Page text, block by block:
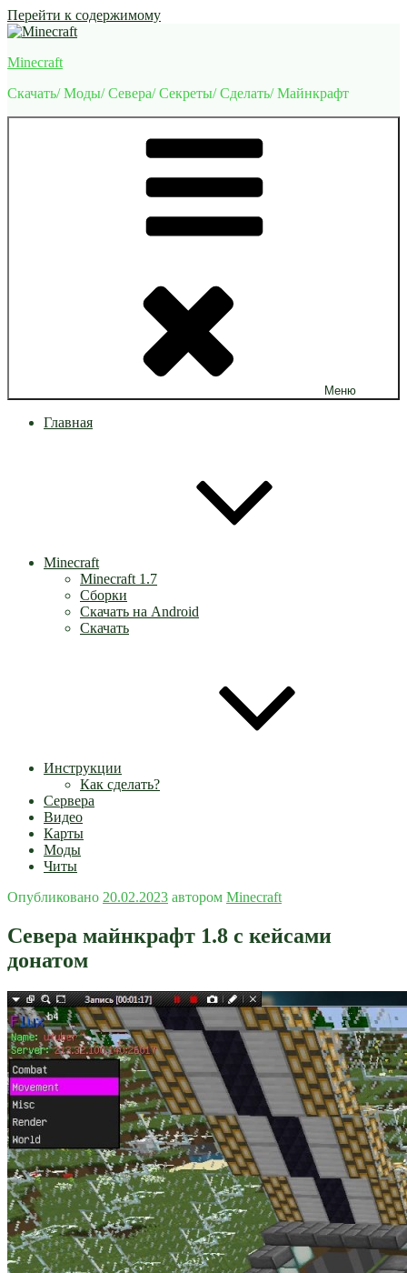
Перейти к содержимому
Minecraft
Скачать/ Моды/ Севера/ Секреты/ Сделать/ Майнкрафт
Меню
Главная
Minecraft
Minecraft 1.7
Сборки
Скачать на Android
Скачать
Инструкции
Как сделать?
Сервера
Видео
Карты
Моды
Читы
Опубликовано 20.02.2023 автором Minecraft
Севера майнкрафт 1.8 с кейсами
донатом